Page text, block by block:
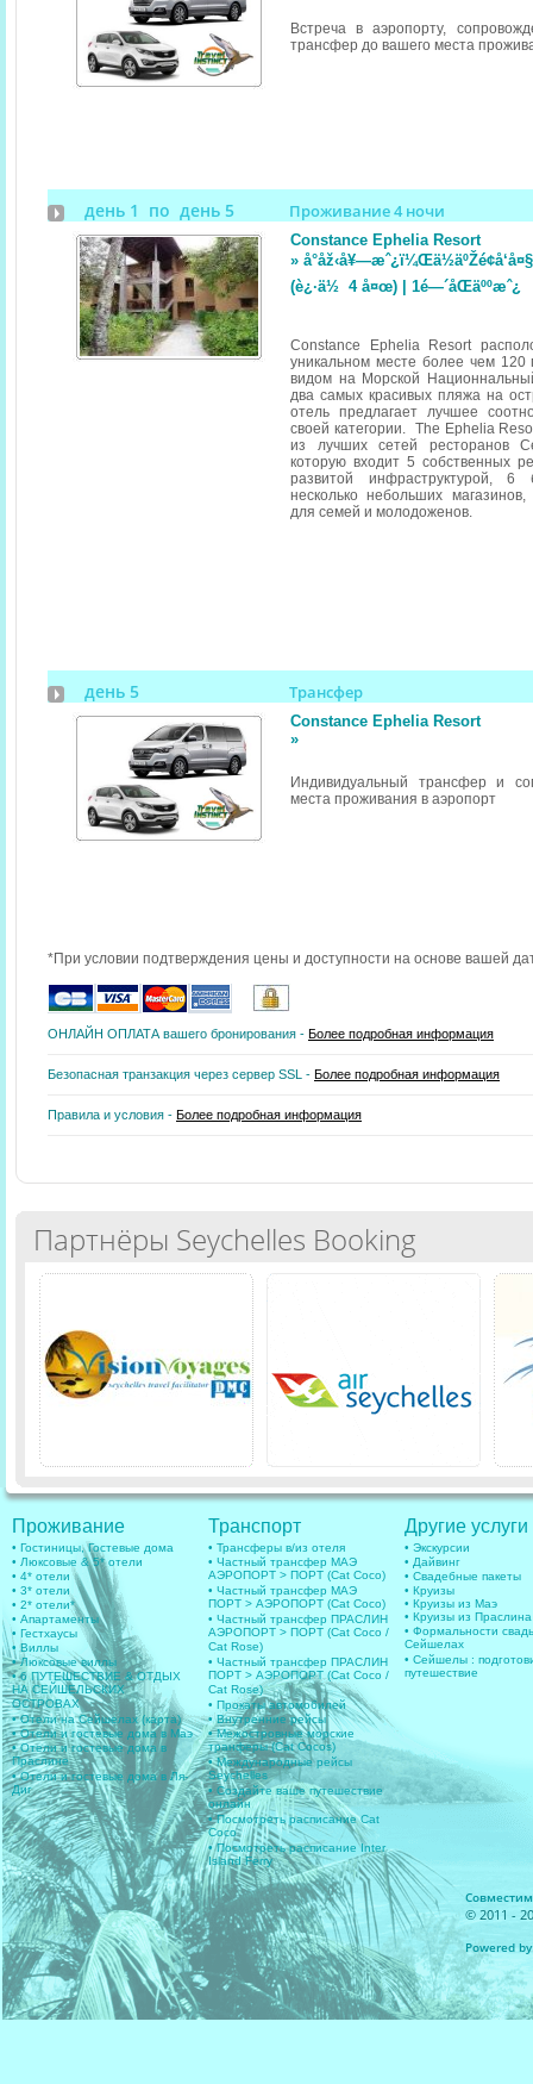
Встреча в аэропорту,
трансфер до вашего места
день 1 по день 5 Проживание 4 ночи
Constance Ephelia Resort
»
(è¿·ä½ 4 å¤œ) | 1é—´åŒäººæˆ¿
Constance Ephelia Resort
уникальном месте более чем 120
видом на Морской
два самых красивых пляжа на
отель предлагает лучшее
своей категории. The Ephelia
из лучших сетей ресторанов
которую входит 5 собственных
развитой инфраструктурой,
несколько небольших
для семей и молодоженов.
день 5 Трансфер
Constance Ephelia Resort
»
Индивидуальный трансфер и
места проживания в аэропорт
*При условии подтверждения цены и доступности на основе вашей
ОНЛАЙН ОПЛАТА вашего бронирования - Более подробная информация
Безопасная транзакция через сервер SSL - Более подробная информация
Правила и условия - Более подробная информация
Партнёры Seychelles Booking
Проживание
• Гостиницы, Гостевые дома
• Люксовые & 5* отели
• 4* отели
• 3* отели
• 2* отели*
• Апартаменты
• Гестхаусы
• Виллы
• Люксовые виллы
• 6 ПУТЕШЕСТВИЕ & ОТДЫХ
НА СЕЙШЕЛЬСКИХ
ОСТРОВАХ
• Отели на Сейшелах (карта)
• Отели и гостевые дома в Маэ
• Отели и гостевые дома в
Праслине
• Отели и гостевые дома в Ля-
Диг
Транспорт
• Трансферы в/из отеля
• Частный трансфер МАЭ
АЭРОПОРТ > ПОРТ (Cat Coco)
• Частный трансфер МАЭ
ПОРТ > АЭРОПОРТ (Cat Coco)
• Частный трансфер ПРАСЛИН
АЭРОПОРТ > ПОРТ (Cat Coco /
Cat Rose)
• Частный трансфер ПРАСЛИН
ПОРТ > АЭРОПОРТ (Cat Coco /
Cat Rose)
• Прокаты автомобилей
• Внутренние рейсы
• Межостровные морские
транферы (Cat Cocos)
• Международные рейсы
Seychelles
• Создайте ваше путешествие
онлайн
• Посмотреть расписание Cat
Coco
• Посмотреть расписание Inter
Island Ferry
Другие услуги
• Экскурсии
• Дайвинг
• Свадебные пакеты
• Круизы
• Круизы из Маэ
• Круизы из Праслина
• Формальности
Сейшелах
• Сейшелы :
путешествие
© 2011 -
Powered by